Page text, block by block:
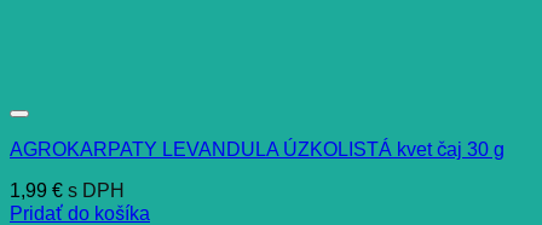
AGROKARPATY LEVANDULA ÚZKOLISTÁ kvet čaj 30 g
1,99 € s DPH
Pridať do košíka